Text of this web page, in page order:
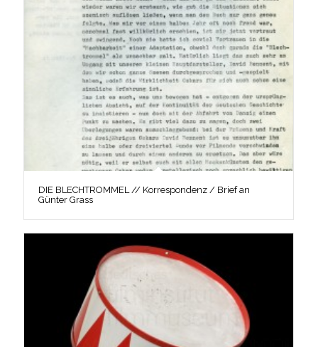
DIE BLECHTROMMEL // Korrespondenz / Brief an
Günter Grass